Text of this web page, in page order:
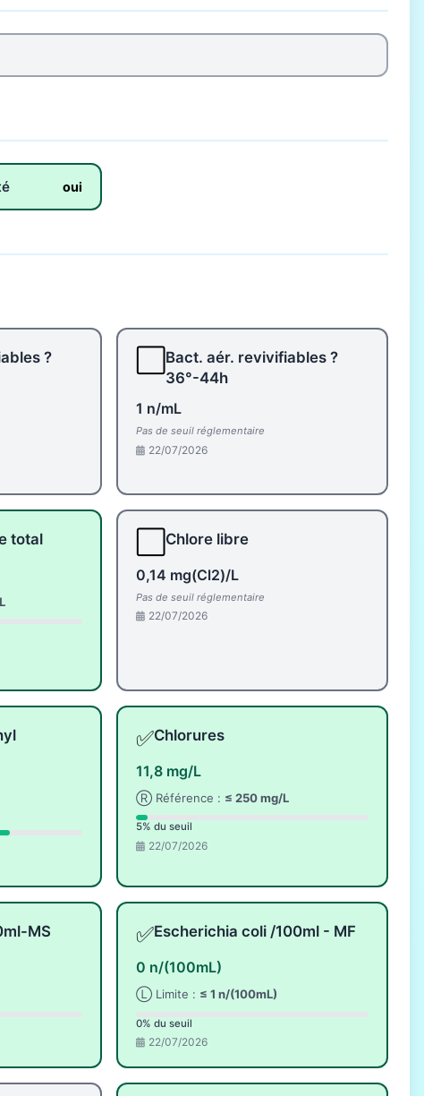
oui
?
Bact. aér. revivifiables ?
36°-44h
1 n/mL
Pas de seuil réglementaire
22/07/2026
total
Chlore libre
0,14 mg(Cl2)/L
Pas de seuil réglementaire
22/07/2026
✅Chlorures
11,8 mg/L
Ⓡ Référence : ≤ 250 mg/L
5% du seuil
22/07/2026
MS
✅Escherichia coli /100ml - MF
0 n/(100mL)
Ⓛ Limite : ≤ 1 n/(100mL)
0% du seuil
22/07/2026